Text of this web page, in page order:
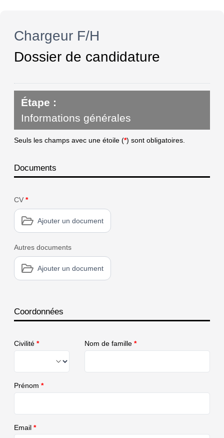
Chargeur F/H
Dossier de candidature
Étape :
Informations générales
Seuls les champs avec une étoile (*) sont obligatoires.
Documents
CV *
Ajouter un document
Autres documents
Ajouter un document
Coordonnées
Civilité * Nom de famille *
Prénom *
Email *